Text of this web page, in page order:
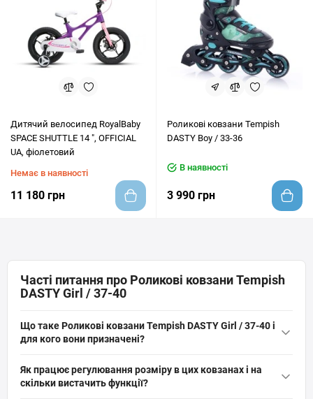
Дитячий велосипед RoyalBaby
SPACE SHUTTLE 14 ", OFFICIAL
UA, фіолетовий
Немає в наявності
11 180 грн
Роликові ковзани Tempish
DASTY Boy / 33-36
В наявності
3 990 грн
Часті питання про Роликові ковзани Tempish
DASTY Girl / 37-40
Що таке Роликові ковзани Tempish DASTY Girl / 37-40 і
для кого вони призначені?
дитячі фітнес-ковзани з високим черевиком із поліпропілену,
Як працює регулювання розміру в цих ковзанах і на
скільки вистачить функції?